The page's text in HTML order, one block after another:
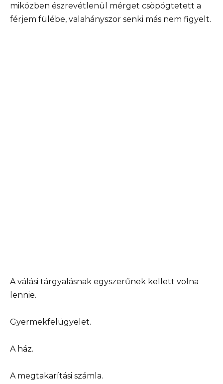
miközben észrevétlenül mérget csöpögtetett a
férjem fülébe, valahányszor senki más nem figyelt.
A válási tárgyalásnak egyszerűnek kellett volna
lennie.
Gyermekfelügyelet.
A ház.
A megtakarítási számla.